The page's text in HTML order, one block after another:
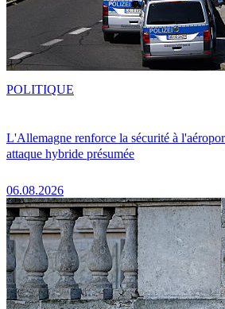
L'Allemagne renforce la sécurité à
attaque hybride présumée
06.08.2026
POLITIQUE